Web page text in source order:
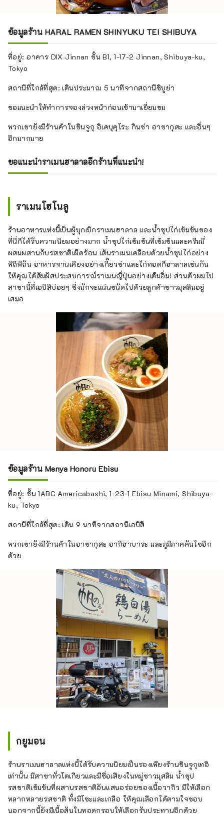
ข้อมูลร้าน HARAL RAMEN SHINYUKU TEI SHIBUYA
ที่อยู่: อาคาร DIX Jinnan ชั้น B1, 1-17-2 Jinnan, Shibuya-ku,
Tokyo
สถานีที่ใกล้ที่สุด: เดินประมาณ 5 นาทีจากสถานีชิบูย่า
ขอแนะนำให้ทำการจองล่วงหน้าก่อนเข้ามาเยี่ยมชม
พวกเขายังมีร้านค้าในชินจูกุ อิเคบุคุโระ กินซ่า อาซากุสะ และอื่นๆ
อีกมากมาย
ขอแนะนำราเมนฮาลาลอีกร้านที่แนะนำ!
ราเมนโฮโนลู
ร้านอาหารแห่งนี้เป็นผู้บุกเบิกราเมนฮาลาล และน้ำซุปไก่เข้มข้นของ
ที่นี่ก็ได้รับความนิยมอย่างมาก น้ำซุปไก่เข้มข้นที่เข้มข้นและครีมมี่
ผสมผสานกับรสชาติเผ็ดร้อน เส้นราเมนเคลือบด้วยน้ำซุปไก่อย่าง
พิถีพิถัน อาหารจานเคียงอย่างเกี๊ยวซ่าและไก่ทอดก็ฮาลาลเช่นกัน
ให้คุณได้สัมผัสประสบการณ์ราเมนญี่ปุ่นอย่างเต็มอิ่ม! ส่วนตัวผมไป
สาขานี้ที่เอบิสึบ่อยๆ ซึ่งมักจะแน่นขนัดไปด้วยลูกค้าชาวมุสลิมอยู่
เสมอ
ข้อมูลร้าน Menya Honoru Ebisu
ที่อยู่: ชั้น 1ABC Americabashi, 1-23-1 Ebisu Minami, Shibuya-
ku, Tokyo
สถานีที่ใกล้ที่สุด: เดิน 9 นาทีจากสถานีเอบิสึ
พวกเขายังมีร้านค้าในอาซากุสะ อากิฮาบาระ และภูมิภาคคันไซอีก
ด้วย
กยูมอน
ร้านราเมนฮาลาลแห่งนี้ได้รับความนิยมเป็นรองเพียงร้านชินจูกุเทอิ
เท่านั้น มีสาขาทั่วโตเกียวและมีชื่อเสียงในหมู่ชาวมุสลิม น้ำซุป
รสชาติเข้มข้นที่ผสานรสชาติอันแสนอร่อยของเนื้อวากิว มีให้เลือก
หลากหลายรสชาติ ทั้งมิโซะและเกลือ ให้คุณเลือกได้ตามใจชอบ
นอกจากนี้ยังมีเนื้อสันในทอดกรอบให้เลือกรับประทานอีกด้วย